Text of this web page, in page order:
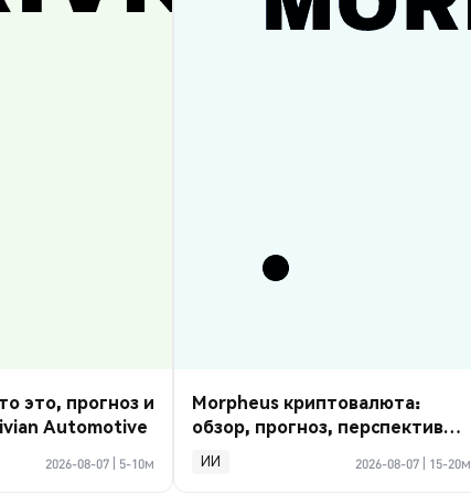
это, прогноз и
Automotive
2026-08-07 5-10м
Morpheus криптовалюта:
обзор, прогноз, перспективы
2026
ИИ 2026-08-07 15-20м